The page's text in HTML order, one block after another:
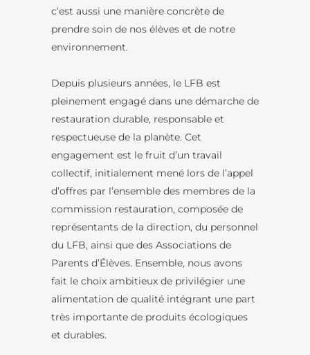
c’est aussi une manière concrète de
prendre soin de nos élèves et de notre
environnement.
Depuis plusieurs années, le LFB est
pleinement engagé dans une démarche de
restauration durable, responsable et
respectueuse de la planète. Cet
engagement est le fruit d’un travail
collectif, initialement mené lors de l’appel
d’offres par l’ensemble des membres de la
commission restauration, composée de
représentants de la direction, du personnel
du LFB, ainsi que des Associations de
Parents d’Élèves. Ensemble, nous avons
fait le choix ambitieux de privilégier une
alimentation de qualité intégrant une part
très importante de produits écologiques
et durables.